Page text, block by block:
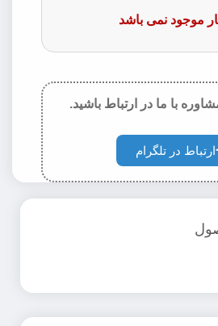
موجود نمی باشد
با ما در ارتباط باشید.
ارتباط در تلگرام